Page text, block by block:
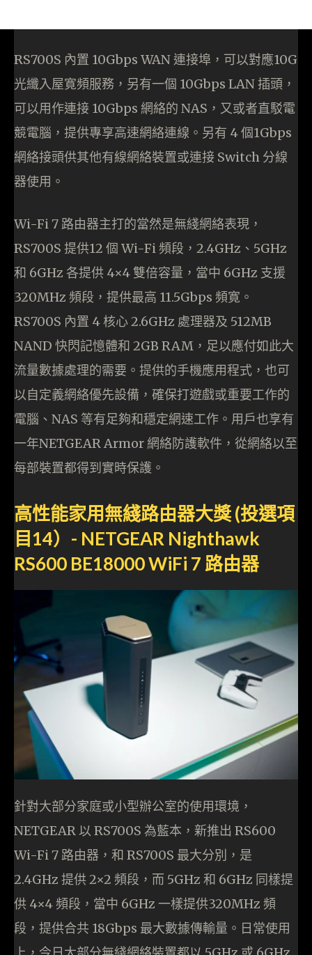
RS700S 內置 10Gbps WAN 連接埠，可以對應10G
光纖入屋寛頻服務，另有一個 10Gbps LAN 插頭，
可以用作連接 10Gbps 網絡的 NAS，又或者直駁電
競電腦，提供專享高速網絡連線。另有 4 個1Gbps
網絡接頭供其他有線網絡裝置或連接 Switch 分線
器使用。
Wi-Fi 7 路由器主打的當然是無綫網絡表現，
RS700S 提供12 個 Wi-Fi 頻段，2.4GHz、5GHz
和 6GHz 各提供 4×4 雙倍容量，當中 6GHz 支援
320MHz 頻段，提供最高 11.5Gbps 頻寛。
RS700S 內置 4 核心 2.6GHz 處理器及 512MB
NAND 快閃記憶體和 2GB RAM，足以應付如此大
流量數據處理的需要。提供的手機應用程式，也可
以自定義網絡優先設備，確保打遊戲或重要工作的
電腦、NAS 等有足夠和穩定網速工作。用戶也享有
一年NETGEAR Armor 網絡防護軟件，從網絡以至
每部裝置都得到實時保護。
高性能家用無綫路由器大獎 (投選項
目14）- NETGEAR Nighthawk
RS600 BE18000 WiFi 7 路由器
針對大部分家庭或小型辦公室的使用環境，
NETGEAR 以 RS700S 為藍本，新推出 RS600
Wi-Fi 7 路由器，和 RS700S 最大分別，是
2.4GHz 提供 2×2 頻段，而 5GHz 和 6GHz 同樣提
供 4×4 頻段，當中 6GHz 一樣提供320MHz 頻
段，提供合共 18Gbps 最大數據傳輸量。日常使用